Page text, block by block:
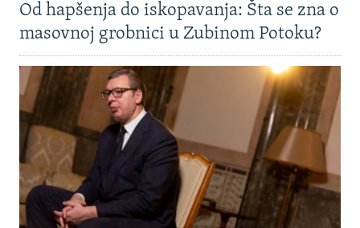
Od hapšenja do iskopavanja: Šta se zna o
masovnoj grobnici u Zubinom Potoku?